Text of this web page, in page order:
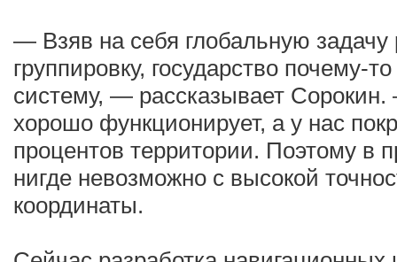
— Взяв на себя глобальную задачу
группировку, государство почему-
систему, — рассказывает
хорошо функционирует, а у нас
процентов территории. Поэтому в
нигде невозможно с высокой
координаты.